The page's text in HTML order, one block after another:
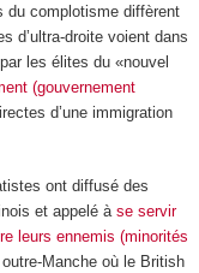
du complotisme diffèrent
d’ultra-droite voient dans
les élites du «nouvel
(gouvernement
d’une immigration
ont diffusé des
et appelé à se servir
leurs ennemis (minorités
Manche où le British